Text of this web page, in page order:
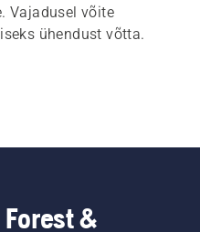
Vajadusel võite
ühendust võtta.
&